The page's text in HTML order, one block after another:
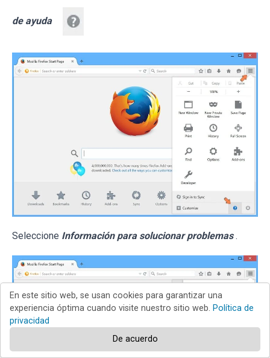
de ayuda
Seleccione Información para solucionar problemas .
En este sitio web, se usan cookies para garantizar una
experiencia óptima cuando visite nuestro sitio web. Política de
privacidad
De acuerdo